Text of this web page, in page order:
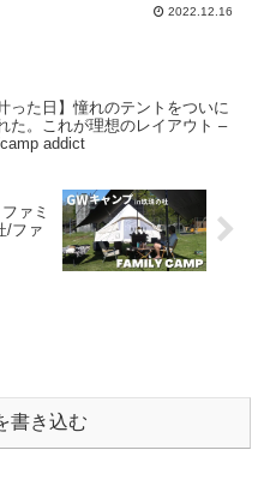
2022.12.16
った日】憧れのテントをついに
た。これが理想のレイアウト –
addict
ァミ
/ファ
書き込む